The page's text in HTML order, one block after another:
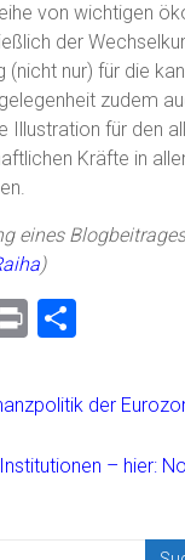
von wichtigen
der
(nicht nur) für die
zudem
Illustration für den
Kräfte in
eines
)
Pr
t
eder
– hier: